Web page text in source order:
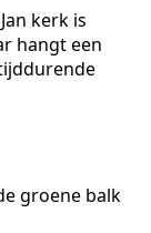
kerk is
hangt een
groene balk